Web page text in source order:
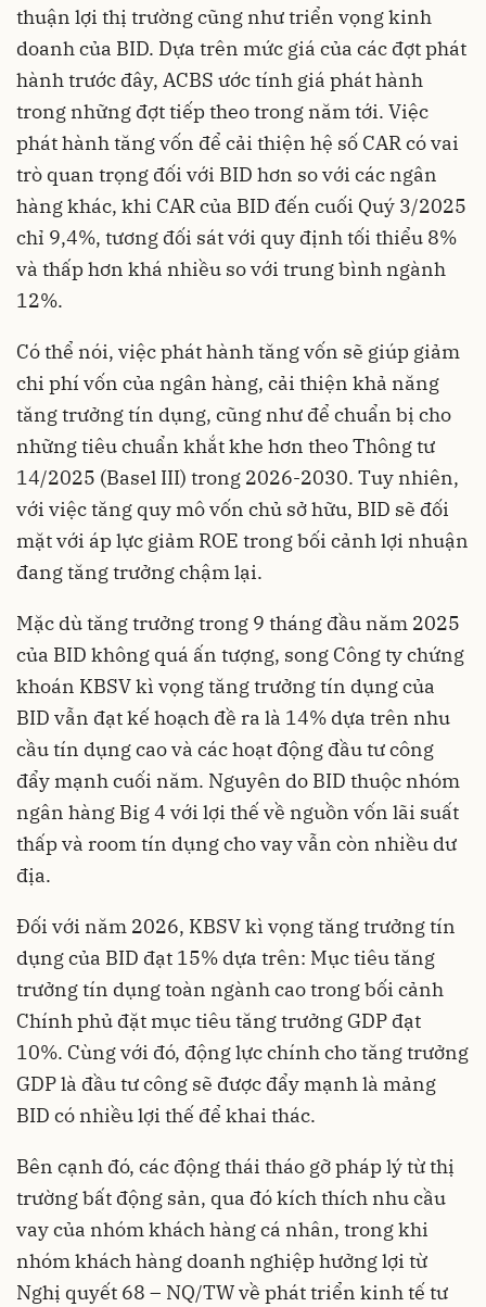
thuận lợi thị trường cũng như triển vọng kinh
doanh của BID. Dựa trên mức giá của các đợt phát
hành trước đây, ACBS ước tính giá phát hành
trong những đợt tiếp theo trong năm tới. Việc
phát hành tăng vốn để cải thiện hệ số CAR có vai
trò quan trọng đối với BID hơn so với các ngân
hàng khác, khi CAR của BID đến cuối Quý 3/2025
chỉ 9,4%, tương đối sát với quy định tối thiểu 8%
và thấp hơn khá nhiều so với trung bình ngành
12%.
Có thể nói, việc phát hành tăng vốn sẽ giúp giảm
chi phí vốn của ngân hàng, cải thiện khả năng
tăng trưởng tín dụng, cũng như để chuẩn bị cho
những tiêu chuẩn khắt khe hơn theo Thông tư
14/2025 (Basel III) trong 2026-2030. Tuy nhiên,
với việc tăng quy mô vốn chủ sở hữu, BID sẽ đối
mặt với áp lực giảm ROE trong bối cảnh lợi nhuận
đang tăng trưởng chậm lại.
Mặc dù tăng trưởng trong 9 tháng đầu năm 2025
của BID không quá ấn tượng, song Công ty chứng
khoán KBSV kì vọng tăng trưởng tín dụng của
BID vẫn đạt kế hoạch đề ra là 14% dựa trên nhu
cầu tín dụng cao và các hoạt động đầu tư công
đẩy mạnh cuối năm. Nguyên do BID thuộc nhóm
ngân hàng Big 4 với lợi thế về nguồn vốn lãi suất
thấp và room tín dụng cho vay vẫn còn nhiều dư
địa.
Đối với năm 2026, KBSV kì vọng tăng trưởng tín
dụng của BID đạt 15% dựa trên: Mục tiêu tăng
trưởng tín dụng toàn ngành cao trong bối cảnh
Chính phủ đặt mục tiêu tăng trưởng GDP đạt
10%. Cùng với đó, động lực chính cho tăng trưởng
GDP là đầu tư công sẽ được đẩy mạnh là mảng
BID có nhiều lợi thế để khai thác.
Bên cạnh đó, các động thái tháo gỡ pháp lý từ thị
trường bất động sản, qua đó kích thích nhu cầu
vay của nhóm khách hàng cá nhân, trong khi
nhóm khách hàng doanh nghiệp hưởng lợi từ
Nghị quyết 68 – NQ/TW về phát triển kinh tế tư